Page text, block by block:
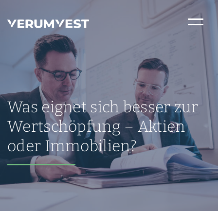
Was eignet sich besser zur
Wertschöpfung – Aktien
oder Immobilien?